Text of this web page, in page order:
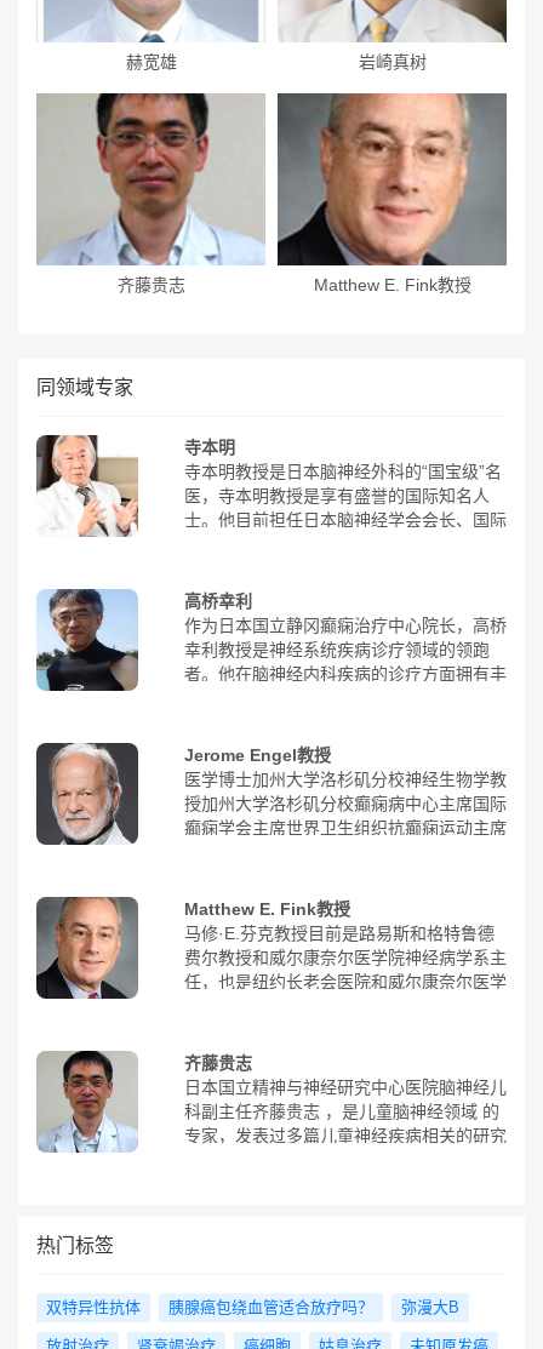
赫宽雄 岩崎真树
齐藤贵志 Matthew E. Fink教授
同领域专家
寺本明
寺本明教授是日本脑神经外科的“国宝级”名
医，寺本明教授是享有盛誉的国际知名人
士。他目前担任日本脑神经学会会长、国际
属医院名誉教授等职务。他在全球范围内都
享有很高的声誉。寺本明教授在神经外科领
域已经有47年的丰富诊疗经验，在神经外
科的微创手术领域不断攀登高峰，不仅提高
术死亡率为0%，术后并发症发生率仅2.6%
的传奇;早在就职日本医科大学脑神经外科
主任教授时期，就已经完成了约2600例经
鼻垂体手术(其中主刀约1600例)，手术数量
日本脑神经学会和国际神经外科学会担任会
长和副会长之外，还担任了23个大小学会
的主席，包括日本脑神经外科学会前理事
长、国际脑神经外科学会联合现副会长、厚
项，如日本脑神经财团研究奖励奖和日本脑
神经外科学会学术奖。2018年，他因对神
经外科领域的突出贡献而被授予日本脑神经
外科学会颁发的“佐野圭司奖”，相当于终生
有完成率高、手术时间短、恢复快、住院时
间短等优势，是开颅手术无法比拟的。
高桥幸利
作为日本国立静冈癫痫治疗中心院长，高桥
幸利教授是神经系统疾病诊疗领域的领跑
者。他在脑神经内科疾病的诊疗方面拥有丰
患者人数约为日本同专业医生平均诊治人数
的1.8倍，是日本癫痫治疗领域的权威。此
外，高桥幸利教授已获得20多项专利，其
中包括他研发的“人体用エアバック装置”，
授予科学领域的文部科学大臣表彰科学技术
奖（开发部门），这是对他卓越贡献的认
可。 日本文部科学省（日本中央省厅之
一）授予高桥教授科学领域的文部科学大臣
经验，尤其在癫痫和小儿神经疾病治疗方面
经验丰富。他曾多次获得癫痫和儿童疾病治
疗领域的权威奖项，如日本儿科学会学术研
究奖、公益事业促进癫痫治疗研究基金会研
了显著成就，已经研发了超过20项专利。
其中，他的研究成果为神经系统疾病的治疗
Jerome Engel教授
医学博士加州大学洛杉矶分校神经生物学教
授加州大学洛杉矶分校癫痫病中心主席国际
癫痫学会主席世界卫生组织抗癫痫运动主席
Matthew E. Fink教授
马修·E.芬克教授目前是路易斯和格特鲁德
费尔教授和威尔康奈尔医学院神经病学系主
任，也是纽约长老会医院和威尔康奈尔医学
部主任，也是医学委员会副主席。特长：神
经学神经科临床神经学专业知识中风脑血管
病
齐藤贵志
日本国立精神与神经研究中心医院脑神经儿
科副主任齐藤贵志 ，是儿童脑神经领域 的
专家，发表过多篇儿童神经疾病相关的研究
热门标签
双特异性抗体 胰腺癌包绕血管适合放疗吗？ 弥漫大B